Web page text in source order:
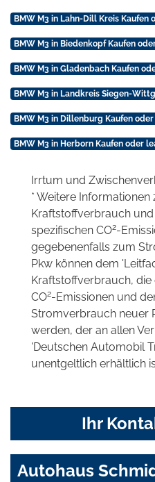
BMW M3 in Lahn-Dill Kreis Kaufen
BMW M3 in Biedenkopf Kaufen
BMW M3 in Gladenbach Kaufen
BMW M3 in Landkreis Siegen-
BMW M3 in Dillenburg Kaufen
BMW M3 in Herborn Kaufen oder
Irrtum und
* Weitere Informationen
Kraftstoffverbrauch
spezifischen CO2-
gegebenenfalls zum
Pkw können dem
Kraftstoffverbrauch, die
CO2-Emissionen und
Stromverbrauch neuer
werden, der an allen
'Deutschen Automobil
unentgeltlich erhältlich
Ihr
Autohaus